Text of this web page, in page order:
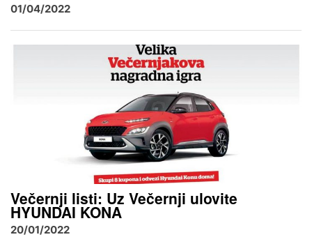
01/04/2022
Večernji listi: Uz Večernji ulovite
HYUNDAI KONA
20/01/2022